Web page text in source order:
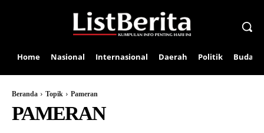
Home Nasional Internasional Daerah Politik Budaya
Beranda Topik Pameran
PAMERAN